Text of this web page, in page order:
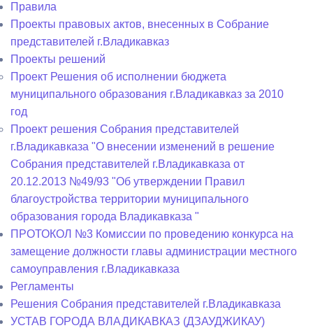
Правила
Проекты правовых актов, внесенных в Собрание
представителей г.Владикавказ
Проекты решений
Проект Решения об исполнении бюджета
муниципального образования г.Владикавказ за 2010
год
Проект решения Собрания представителей
г.Владикавказа "О внесении изменений в решение
Собрания представителей г.Владикавказа от
20.12.2013 №49/93 "Об утверждении Правил
благоустройства территории муниципального
образования города Владикавказа "
ПРОТОКОЛ №3 Комиссии по проведению конкурса на
замещение должности главы администрации местного
самоуправления г.Владикавказа
Регламенты
Решения Собрания представителей г.Владикавказа
УСТАВ ГОРОДА ВЛАДИКАВКАЗ (ДЗАУДЖИКАУ)